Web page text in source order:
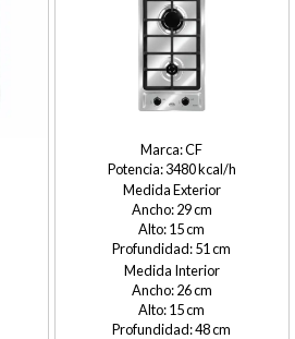
CF
3480
Medida Exterior
29
15
51
Medida Interior
26
15
48